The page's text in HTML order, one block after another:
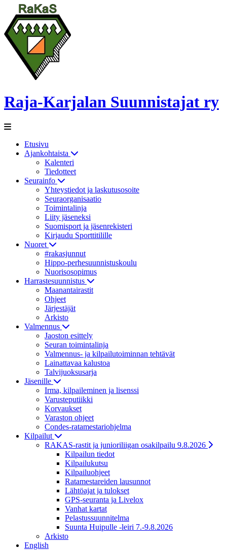
Raja-Karjalan Suunnistajat ry
Etusivu
Ajankohtaista
Kalenteri
Tiedotteet
Seurainfo
Yhteystiedot ja laskutusosoite
Seuraorganisaatio
Toimintalinja
Liity jäseneksi
Suomisport ja jäsenrekisteri
Kirjaudu Sporttitilille
Nuoret
#rakasjunnut
Hippo-perhesuunnistuskoulu
Nuorisosopimus
Harrastesuunnistus
Maanantairastit
Ohjeet
Järjestäjät
Arkisto
Valmennus
Jaoston esittely
Seuran toimintalinja
Valmennus- ja kilpailutoiminnan tehtävät
Lainattavaa kalustoa
Talvijuoksusarja
Jäsenille
Irma, kilpaileminen ja lisenssi
Varusteputiikki
Korvaukset
Varaston ohjeet
Condes-ratamestariohjelma
Kilpailut
RAKAS-rastit ja junioriliigan osakilpailu 9.8.2026
Kilpailun tiedot
Kilpailukutsu
Kilpailuohjeet
Ratamestareiden lausunnot
Lähtöajat ja tulokset
GPS-seuranta ja Livelox
Vanhat kartat
Pelastussuunnitelma
Suunta Huipulle -leiri 7.-9.8.2026
Arkisto
English